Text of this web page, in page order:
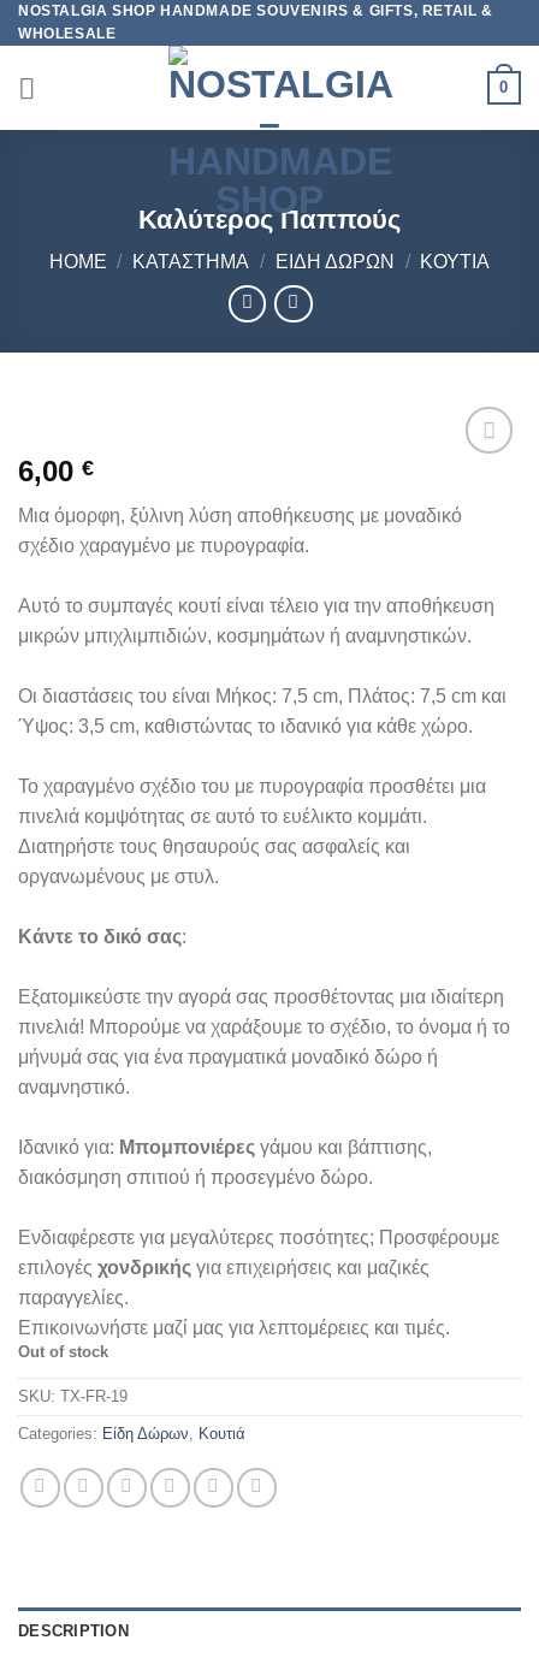
Skip
to
content
NOSTALGIA SHOP HANDMADE SOUVENIRS & GIFTS, RETAIL &
WHOLESALE
0
Καλύτερος Παππούς
HOME / ΚΑΤΆΣΤΗΜΑ / ΕΊΔΗ ΔΏΡΩΝ / ΚΟΥΤΙΆ
wishlist
6,00 €
Μια όμορφη, ξύλινη λύση αποθήκευσης με μοναδικό
σχέδιο χαραγμένο με πυρογραφία.
Αυτό το συμπαγές κουτί είναι τέλειο για την αποθήκευση
μικρών μπιχλιμπιδιών, κοσμημάτων ή αναμνηστικών.
Οι διαστάσεις του είναι Μήκος: 7,5 cm, Πλάτος: 7,5 cm και
Ύψος: 3,5 cm, καθιστώντας το ιδανικό για κάθε χώρο.
Το χαραγμένο σχέδιο του με πυρογραφία προσθέτει μια
πινελιά κομψότητας σε αυτό το ευέλικτο κομμάτι.
Διατηρήστε τους θησαυρούς σας ασφαλείς και
οργανωμένους με στυλ.
Κάντε το δικό σας:
Εξατομικεύστε την αγορά σας προσθέτοντας μια ιδιαίτερη
πινελιά! Μπορούμε να χαράξουμε το σχέδιο, το όνομα ή το
μήνυμά σας για ένα πραγματικά μοναδικό δώρο ή
αναμνηστικό.
Ιδανικό για: Μπομπονιέρες γάμου και βάπτισης,
διακόσμηση σπιτιού ή προσεγμένο δώρο.
Ενδιαφέρεστε για μεγαλύτερες ποσότητες; Προσφέρουμε
επιλογές χονδρικής για επιχειρήσεις και μαζικές
παραγγελίες.
Επικοινωνήστε μαζί μας για λεπτομέρειες και τιμές.
Out of stock
SKU: TX-FR-19
Categories: Είδη Δώρων, Κουτιά
DESCRIPTION